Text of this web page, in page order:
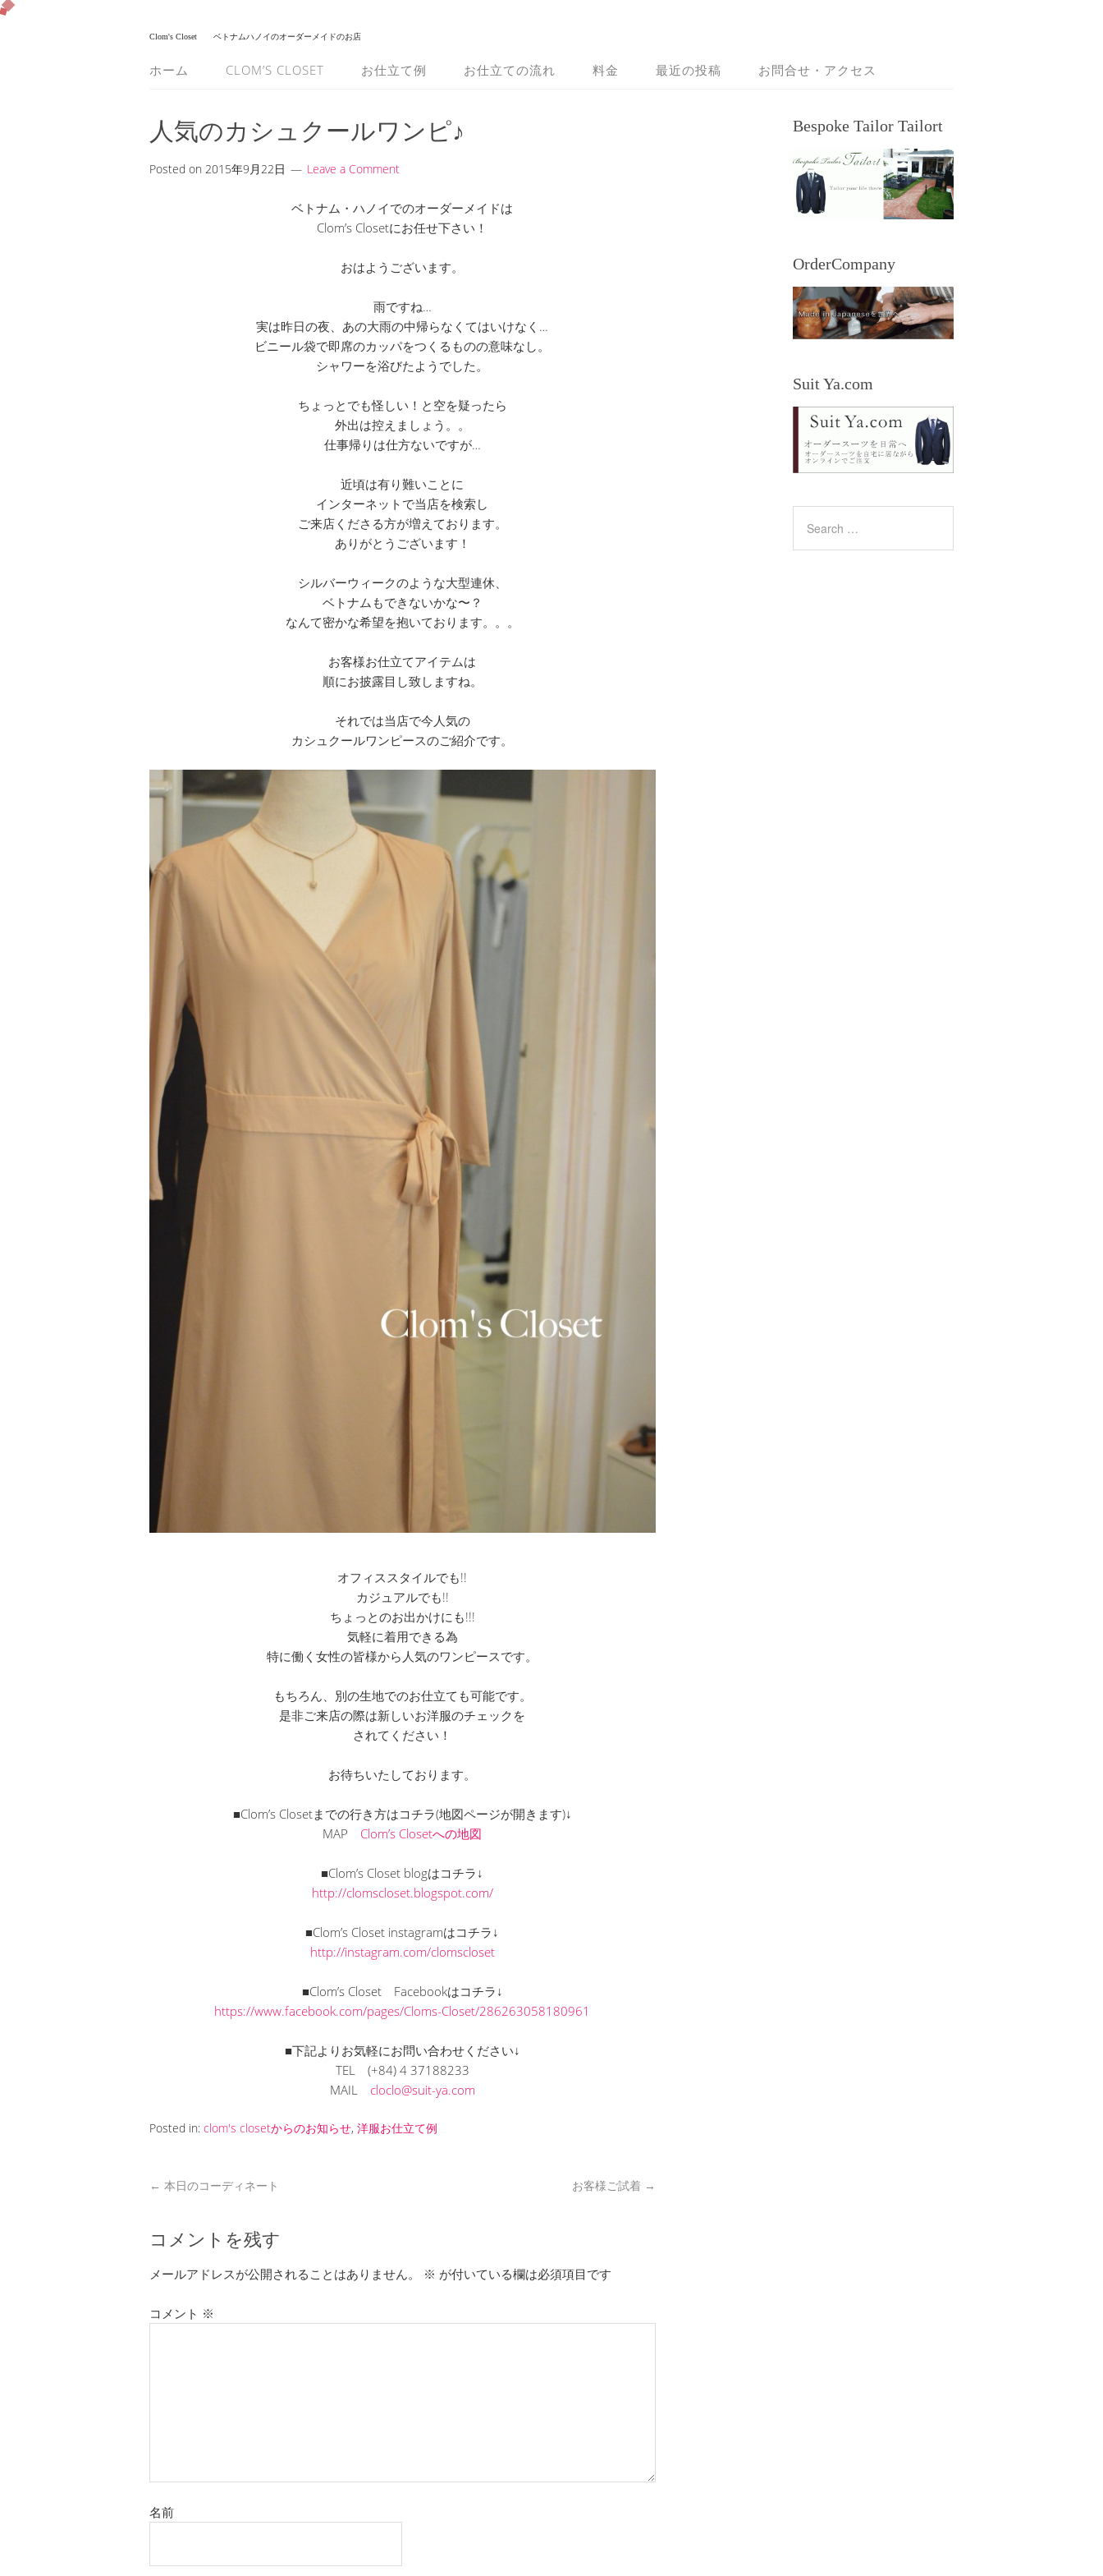
Clom's Closet ベトナムハノイのオーダーメイドのお店
ホーム CLOM’S CLOSET お仕立て例 お仕立ての流れ 料金 最近の投稿 お問合せ・アクセス
人気のカシュクールワンピ♪
Posted on 2015年9月22日 Leave a Comment
ベトナム・ハノイでのオーダーメイドは
Clom’s Closetにお任せ下さい！
おはようございます。
雨ですね…
実は昨日の夜、あの大雨の中帰らなくてはいけなく…
ビニール袋で即席のカッパをつくるものの意味なし。
シャワーを浴びたようでした。
ちょっとでも怪しい！と空を疑ったら
外出は控えましょう。。
仕事帰りは仕方ないですが…
近頃は有り難いことに
インターネットで当店を検索し
ご来店くださる方が増えております。
ありがとうございます！
シルバーウィークのような大型連休、
ベトナムもできないかな〜？
なんて密かな希望を抱いております。。。
お客様お仕立てアイテムは
順にお披露目し致しますね。
それでは当店で今人気の
カシュクールワンピースのご紹介です。
オフィススタイルでも!!
カジュアルでも!!
ちょっとのお出かけにも!!!
気軽に着用できる為
特に働く女性の皆様から人気のワンピースです。
もちろん、別の生地でのお仕立ても可能です。
是非ご来店の際は新しいお洋服のチェックを
されてください！
お待ちいたしております。
■Clom’s Closetまでの行き方はコチラ(地図ページが開きます)↓
MAP Clom’s Closetへの地図
■Clom’s Closet blogはコチラ↓
http://clomscloset.blogspot.com/
■Clom’s Closet instagramはコチラ↓
http://instagram.com/clomscloset
■Clom’s Closet Facebookはコチラ↓
https://www.facebook.com/pages/Cloms-Closet/286263058180961
■下記よりお気軽にお問い合わせください↓
TEL (+84) 4 37188233
MAIL cloclo@suit-ya.com
Posted in: clom's closetからのお知らせ, 洋服お仕立て例
← 本日のコーディネート お客様ご試着 →
コメントを残す
メールアドレスが公開されることはありません。 ※ が付いている欄は必須項目です
コメント ※
名前
Bespoke Tailor Tailort
OrderCompany
Suit Ya.com